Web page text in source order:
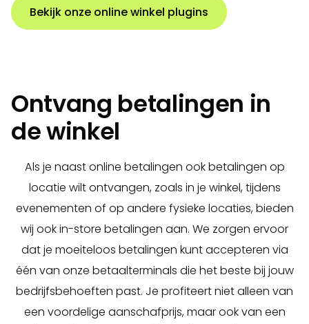
Bekijk onze online winkel plugins
Ontvang betalingen in
de winkel
Als je naast online betalingen ook betalingen op
locatie wilt ontvangen, zoals in je winkel, tijdens
evenementen of op andere fysieke locaties, bieden
wij ook in-store betalingen aan. We zorgen ervoor
dat je moeiteloos betalingen kunt accepteren via
één van onze betaalterminals die het beste bij jouw
bedrijfsbehoeften past. Je profiteert niet alleen van
een voordelige aanschafprijs, maar ook van een